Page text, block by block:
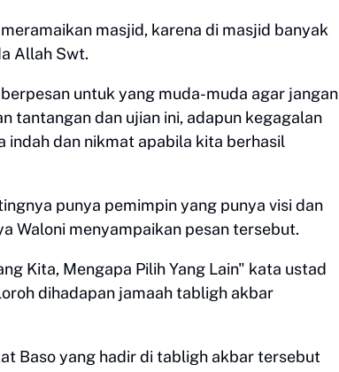
masjid, karena di masjid banyak
Allah Swt.
untuk yang muda-muda agar jangan
tantangan dan ujian ini, adapun kegagalan
indah dan nikmat apabila kita berhasil
punya pemimpin yang punya visi dan
Waloni menyampaikan pesan tersebut.
Kita, Mengapa Pilih Yang Lain" kata ustad
dihadapan jamaah tabligh akbar
Baso yang hadir di tabligh akbar tersebut